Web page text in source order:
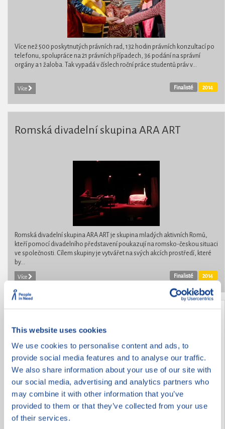
This website uses cookies
We use cookies to personalise content and ads, to
provide social media features and to analyse our traffic.
We also share information about your use of our site with
our social media, advertising and analytics partners who
may combine it with other information that you’ve
provided to them or that they’ve collected from your use
of their services.
Více než 500 poskytnutých právních rad, 132 hodin právních konzultací po
telefonu, spolupráce na 21 právních případech, 36 podání na správní
orgány a 1 žaloba. Tak vypadá v číslech roční práce studentů práv v...
Více 2014
Finalisté
Romská divadelní skupina ARA ART
Romská divadelní skupina ARA ART je skupina mladých aktivních Romů,
kteří pomocí divadelního představení poukazují na romsko-českou situaci
ve společnosti. Cílem skupiny je vytvářet na svých akcích prostředí, které
by...
Více 2014
Finalisté